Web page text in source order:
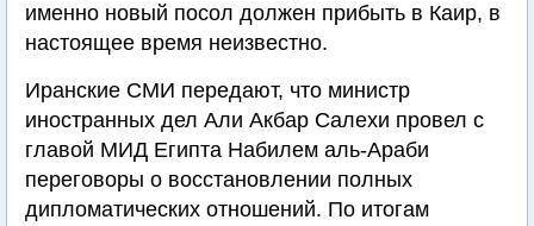
именно новый посол должен прибыть в Каир, в
настоящее время неизвестно.
Иранские СМИ передают, что министр
иностранных дел Али Акбар Салехи провел с
главой МИД Египта Набилем аль-Араби
переговоры о восстановлении полных
дипломатических отношений. По итогам